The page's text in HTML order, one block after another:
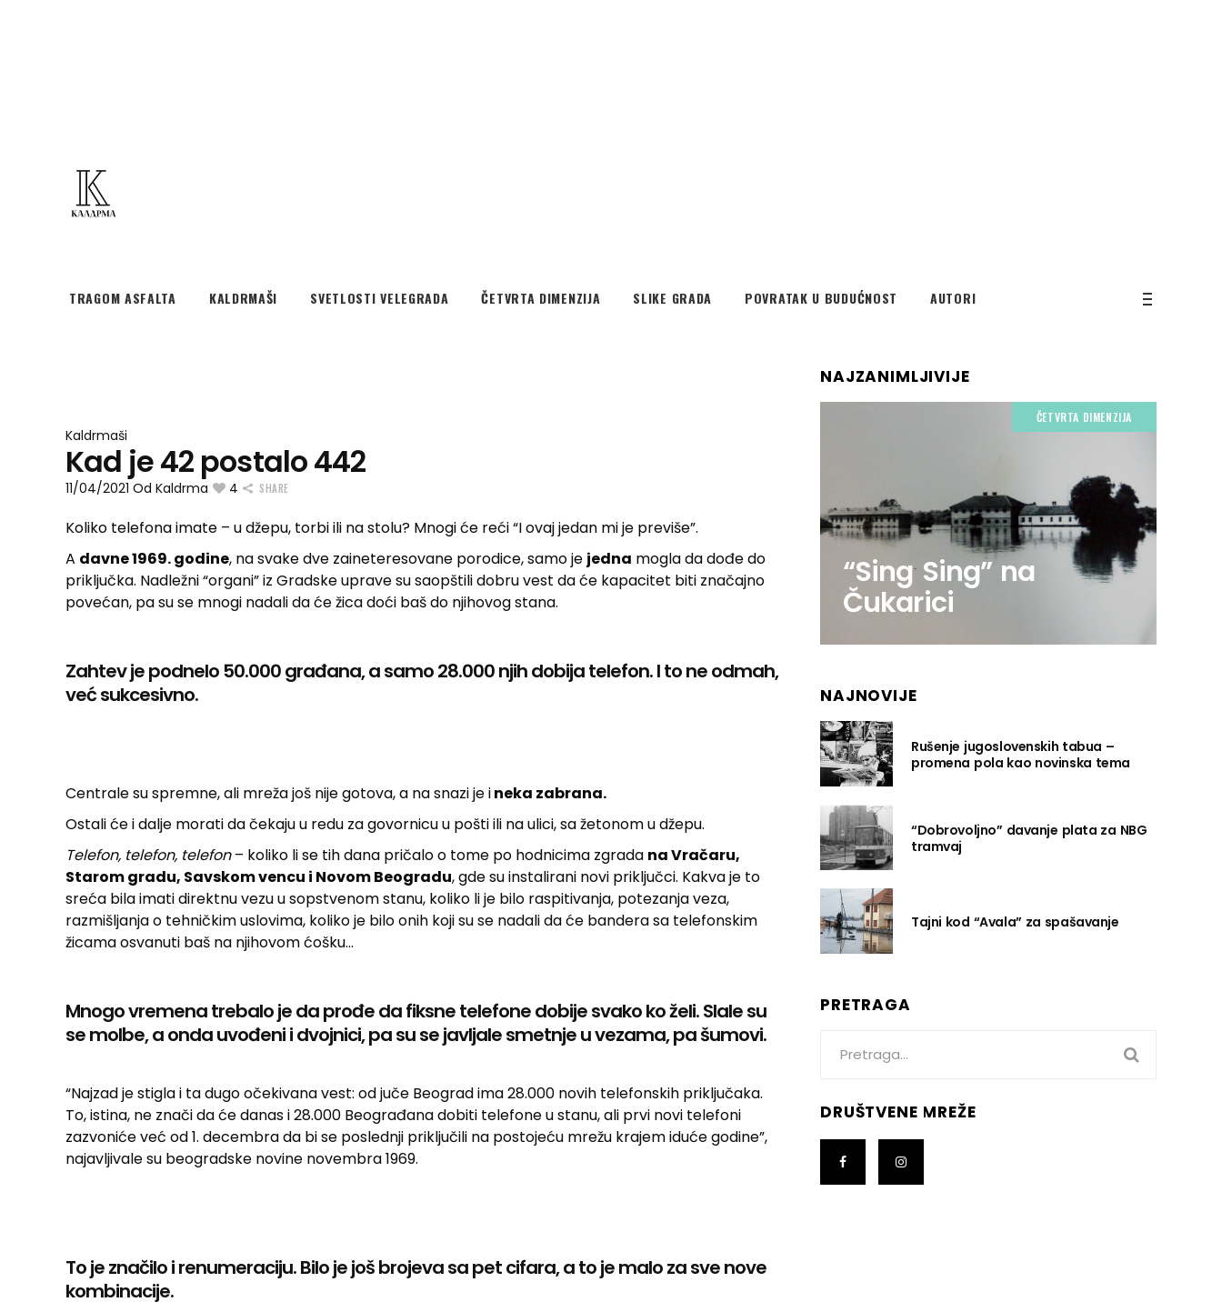
TRAGOM ASFALTA KALDRMAŠI SVETLOSTI VELEGRADA ČETVRTA DIMENZIJA SLIKE GRADA POVRATAK U BUDUĆNOST AUTORI
Kaldrmaši
Kad je 42 postalo 442
11/04/2021 Od Kaldrma 4 SHARE
Koliko telefona imate – u džepu, torbi ili na stolu? Mnogi će reći “I ovaj jedan mi je previše”.
A davne 1969. godine, na svake dve zaineteresovane porodice, samo je jedna mogla da dođe do
priključka. Nadležni “organi” iz Gradske uprave su saopštili dobru vest da će kapacitet biti značajno
povećan, pa su se mnogi nadali da će žica doći baš do njihovog stana.
Zahtev je podnelo 50.000 građana, a samo 28.000 njih dobija telefon. I to ne odmah,
već sukcesivno.
Centrale su spremne, ali mreža još nije gotova, a na snazi je ineka zabrana.
Ostali će i dalje morati da čekaju u redu za govornicu u pošti ili na ulici, sa žetonom u džepu.
Telefon, telefon, telefon– koliko li se tih dana pričalo o tome po hodnicima zgrada na Vračaru,
Starom gradu, Savskom vencu i Novom Beogradu, gde su instalirani novi priključci. Kakva je to
sreća bila imati direktnu vezu u sopstvenom stanu, koliko li je bilo raspitivanja, potezanja veza,
razmišljanja o tehničkim uslovima, koliko je bilo onih koji su se nadali da će bandera sa telefonskim
žicama osvanuti baš na njihovom ćošku…
Mnogo vremena trebalo je da prođe da fiksne telefone dobije svako ko želi. Slale su
se molbe, a onda uvođeni i dvojnici, pa su se javljale smetnje u vezama, pa šumovi.
“Najzad je stigla i ta dugo očekivana vest: od juče Beograd ima 28.000 novih telefonskih priključaka.
To, istina, ne znači da će danas i 28.000 Beograđana dobiti telefone u stanu, ali prvi novi telefoni
zazvoniće već od 1. decembra da bi se poslednji priključili na postojeću mrežu krajem iduće godine”,
najavljivale su beogradske novine novembra 1969.
To je značilo i renumeraciju. Bilo je još brojeva sa pet cifara, a to je malo za sve nove
kombinacije.
NAJZANIMLJIVIJE
ČETVRTA DIMENZIJA
“Sing Sing” na
Čukarici
NAJNOVIJE
Rušenje jugoslovenskih tabua –
promena pola kao novinska tema
“Dobrovoljno” davanje plata za NBG
tramvaj
Tajni kod “Avala” za spašavanje
PRETRAGA
DRUŠTVENE MREŽE